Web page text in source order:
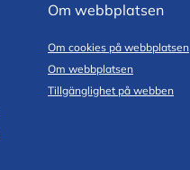
Om webbplatsen
Om cookies på webbplatsen
Om webbplatsen
Tillgänglighet på webben